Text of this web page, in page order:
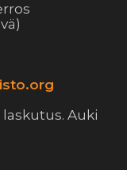
Auki